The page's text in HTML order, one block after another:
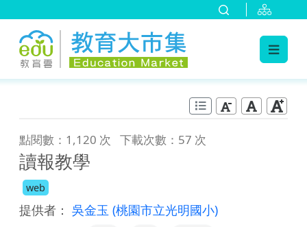
點閱數：1,120 次 下載次數：57 次
讀報教學
web
提供者： 吳金玉 (桃園市立光明國小)